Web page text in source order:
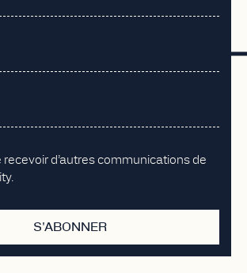
recevoir d’autres communications de
S'ABONNER